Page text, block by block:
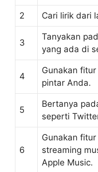
2 Cari lirik dari
3
Tanyakan
yang ada di
4
Gunakan fitur
pintar Anda.
5
Bertanya
seperti
6
Gunakan fitur
streaming
Apple Music.